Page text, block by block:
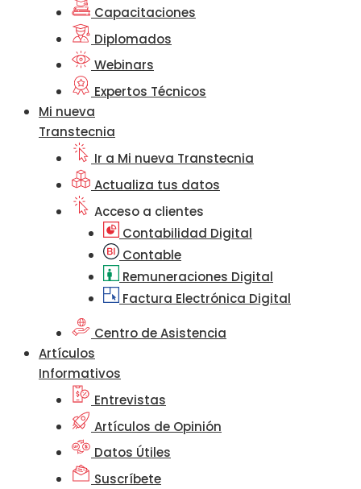
Capacitaciones
Diplomados
Webinars
Expertos Técnicos
Mi nueva
Transtecnia
Ir a Mi nueva Transtecnia
Actualiza tus datos
Acceso a clientes
Contabilidad Digital
Contable
Remuneraciones Digital
Factura Electrónica Digital
Centro de Asistencia
Artículos
Informativos
Entrevistas
Artículos de Opinión
Datos Útiles
Suscríbete